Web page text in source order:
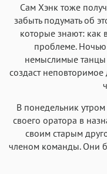
Сам Хэнк тоже
забыть подумать об
которые знают: как
проблеме.
немыслимые танцы
создаст
В понедельник
своего оратора в
своим старым
членом команды. Они